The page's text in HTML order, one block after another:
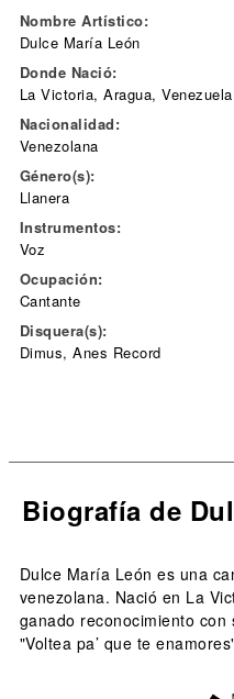
Nombre Artístico:
Dulce María León
Donde Nació:
La Victoria, Aragua, Venezuela
Nacionalidad:
Venezolana
Género(s):
Llanera
Instrumentos:
Voz
Ocupación:
Cantante
Disquera(s):
Dimus, Anes Record
Biografía de
Dulce María León es una
venezolana. Nació en La
ganado reconocimiento
"Voltea pa’ que te